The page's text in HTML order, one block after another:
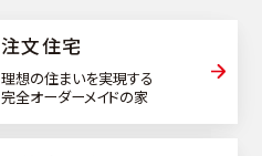
注文住宅
理想の住まいを実現する
完全オーダーメイドの家